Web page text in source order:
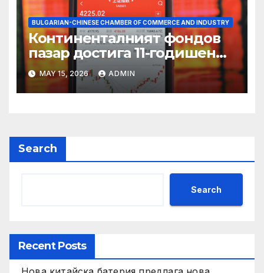
BULGARIAN-CHINESE CHAMBER OF COMMERCE AND INDUSTRY
Континенталният фондов
пазар достига 11-годишен
връх
MAY 15, 2026 ADMIN
Search
Search
Recent Posts